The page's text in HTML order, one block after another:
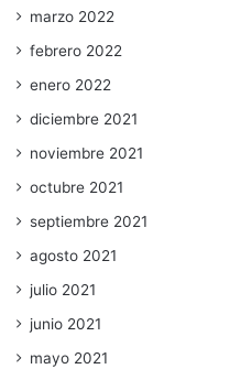
marzo 2022
febrero 2022
enero 2022
diciembre 2021
noviembre 2021
octubre 2021
septiembre 2021
agosto 2021
julio 2021
junio 2021
mayo 2021